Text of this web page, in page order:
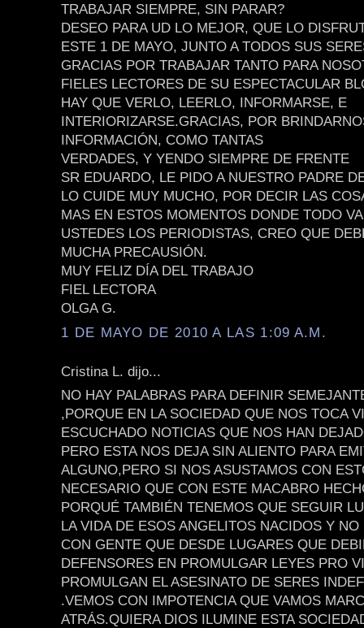
TRABAJAR SIEMPRE, SIN PARAR?
DESEO PARA UD LO MEJOR, QUE LO
ESTE 1 DE MAYO, JUNTO A TODOS SUS
GRACIAS POR TRABAJAR TANTO PARA
FIELES LECTORES DE SU ESPECTACULAR
HAY QUE VERLO, LEERLO, INFORMARSE, E
INTERIORIZARSE.GRACIAS, POR
INFORMACIÓN, COMO TANTAS
VERDADES, Y YENDO SIEMPRE DE FRENTE
SR EDUARDO, LE PIDO A NUESTRO PADRE
LO CUIDE MUY MUCHO, POR DECIR LAS
MAS EN ESTOS MOMENTOS DONDE TODO
USTEDES LOS PERIODISTAS, CREO QUE
MUCHA PRECAUSIÓN.
MUY FELIZ DÍA DEL TRABAJO
FIEL LECTORA
OLGA G.
1 DE MAYO DE 2010 A LAS 1:09 A.M.
Cristina L. dijo...
NO HAY PALABRAS PARA DEFINIR
,PORQUE EN LA SOCIEDAD QUE NOS TOCA
ESCUCHADO NOTICIAS QUE NOS HAN
PERO ESTA NOS DEJA SIN ALIENTO PARA
ALGUNO,PERO SI NOS ASUSTAMOS CON
NECESARIO QUE CON ESTE MACABRO
PORQUÉ TAMBIÉN TENEMOS QUE SEGUIR
LA VIDA DE ESOS ANGELITOS NACIDOS Y
CON GENTE QUE DESDE LUGARES QUE
DEFENSORES EN PROMULGAR LEYES PRO
PROMULGAN EL ASESINATO DE SERES
.VEMOS CON IMPOTENCIA QUE VAMOS
ATRÁS.QUIERA DIOS ILUMINE ESTA